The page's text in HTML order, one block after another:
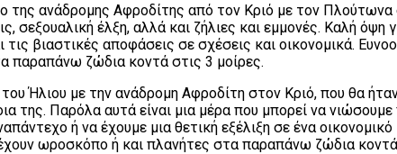
της ανάδρομης Αφροδίτης από τον Κριό με τον
σεξουαλική έλξη, αλλά και ζήλιες και εμμονές. Καλή
βιαστικές αποφάσεις σε σχέσεις και οικονομικά.
παραπάνω ζώδια κοντά στις 3 μοίρες.
Ήλιου με την ανάδρομη Αφροδίτη στον Κριό, που θα
της. Παρόλα αυτά είναι μια μέρα που μπορεί να
ή να έχουμε μια θετική εξέλιξη σε ένα
ωροσκόπο ή και πλανήτες στα παραπάνω ζώδια κοντά